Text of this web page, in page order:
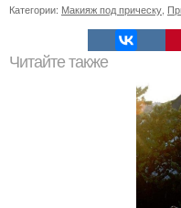
Категории: Макияж под прическу
Читайте также